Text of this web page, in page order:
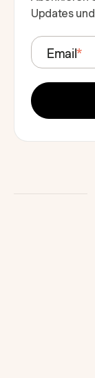
Updates
Email*